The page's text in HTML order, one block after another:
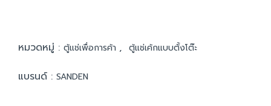
หมวดหมู่ : ตู้แช่เพื่อการค้า , ตู้แช่เค้กแบบตั้งโต๊ะ
แบรนด์ : SANDEN